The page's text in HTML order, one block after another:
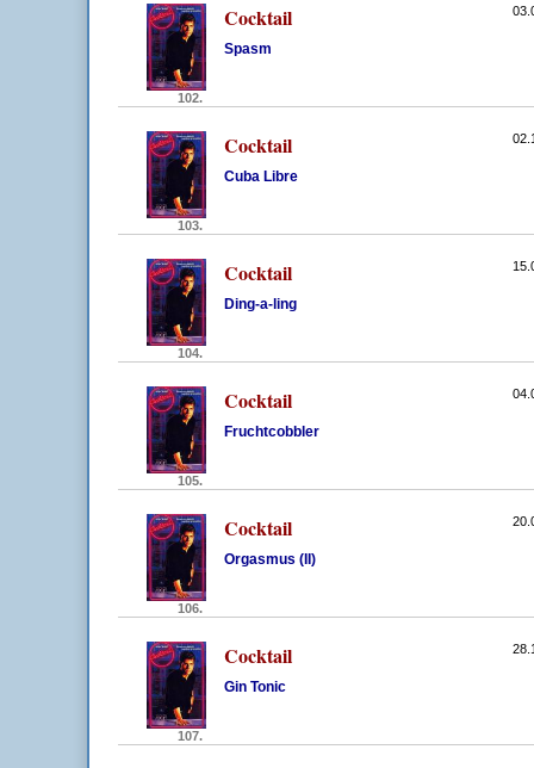
102.
Cocktail
Spasm
103.
Cocktail
Cuba Libre
104.
Cocktail
Ding-a-ling
105.
Cocktail
Fruchtcobbler
106.
Cocktail
Orgasmus (II)
107.
Cocktail
Gin Tonic